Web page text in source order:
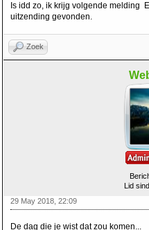
Is idd zo, ik krijg volgende melding
uitzending gevonden.
Zoek
Lid
29 May 2018, 22:09
De dag die je wist dat zou komen...